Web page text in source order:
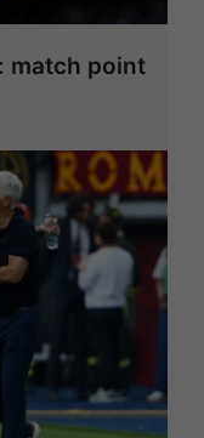
match point